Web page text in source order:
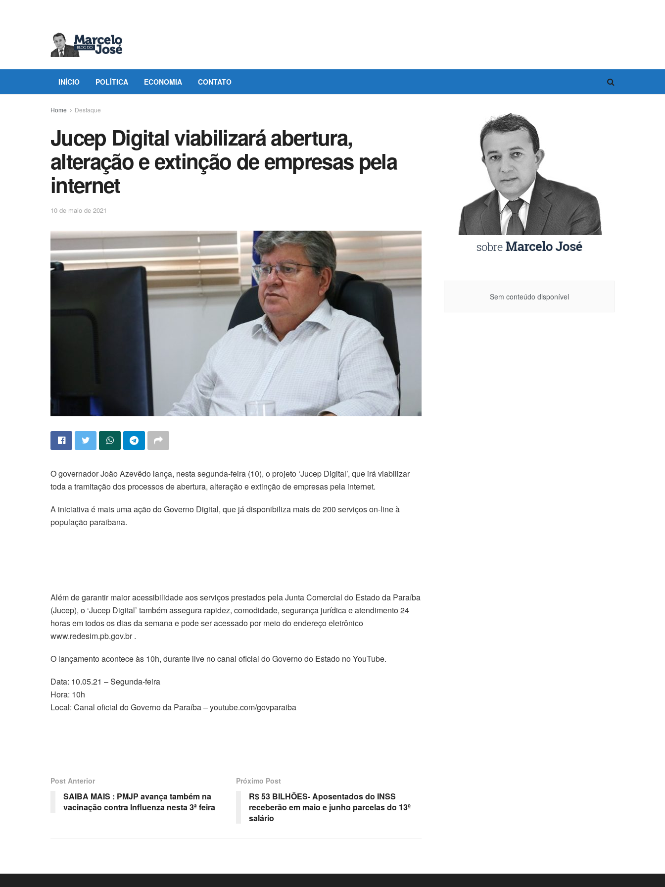
INÍCIO POLÍTICA ECONOMIA CONTATO
Home Destaque
Jucep Digital viabilizará abertura,
alteração e extinção de empresas pela
internet
10 de maio de 2021
O governador João Azevêdo lança, nesta segunda-feira (10), o projeto ‘Jucep Digital’, que irá viabilizar
toda a tramitação dos processos de abertura, alteração e extinção de empresas pela internet.
A iniciativa é mais uma ação do Governo Digital, que já disponibiliza mais de 200 serviços on-line à
população paraibana.
Além de garantir maior acessibilidade aos serviços prestados pela Junta Comercial do Estado da Paraíba
(Jucep), o ‘Jucep Digital’ também assegura rapidez, comodidade, segurança jurídica e atendimento 24
horas em todos os dias da semana e pode ser acessado por meio do endereço eletrônico
www.redesim.pb.gov.br .
O lançamento acontece às 10h, durante live no canal oficial do Governo do Estado no YouTube.
Data: 10.05.21 – Segunda-feira
Hora: 10h
Local: Canal oficial do Governo da Paraíba – youtube.com/govparaiba
Post Anterior
SAIBA MAIS : PMJP avança também na
vacinação contra Influenza nesta 3ª feira
Próximo Post
R$ 53 BILHÕES- Aposentados do INSS
receberão em maio e junho parcelas do 13º
salário
Sem conteúdo disponível